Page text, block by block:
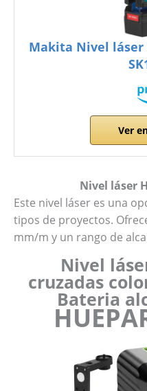
Makita Nivel láser
Ver
Nivel láser
Este nivel láser es una
tipos de proyectos.
mm/m y un rango de
Nivel
cruzadas
Bateria